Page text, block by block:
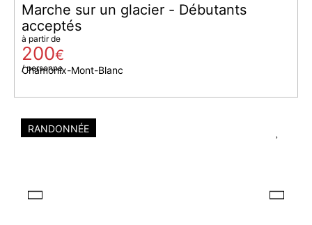
Marche sur un glacier - Débutants
acceptés
Chamonix-Mont-Blanc
à partir de
200€
/ personne
RANDONNÉE